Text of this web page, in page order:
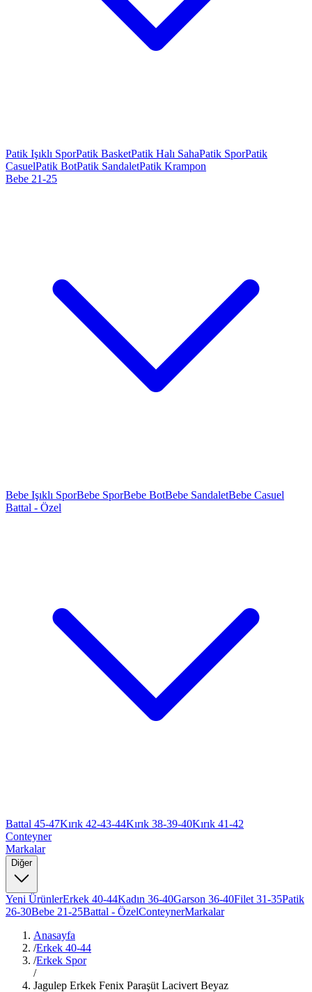
Patik Işıklı SporPatik BasketPatik Halı SahaPatik SporPatik
CasuelPatik BotPatik SandaletPatik Krampon
Bebe 21-25
Bebe Işıklı SporBebe SporBebe BotBebe SandaletBebe Casuel
Battal - Özel
Battal 45-47Kırık 42-43-44Kırık 38-39-40Kırık 41-42
Conteyner
Markalar
Diğer
Yeni ÜrünlerErkek 40-44Kadın 36-40Garson 36-40Filet 31-35Patik
26-30Bebe 21-25Battal - ÖzelConteynerMarkalar
Anasayfa
/Erkek 40-44
/Erkek Spor
/
Jagulep Erkek Fenix Paraşüt Lacivert Beyaz